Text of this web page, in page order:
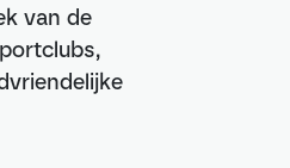
van de